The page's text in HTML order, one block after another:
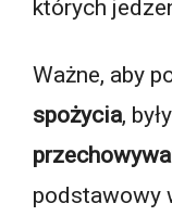
których
Ważne, aby
spożycia, były
podstawowy